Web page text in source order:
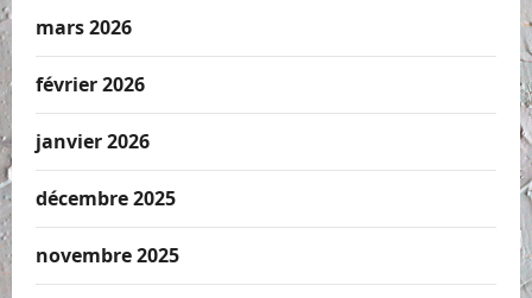
mars 2026
février 2026
janvier 2026
décembre 2025
novembre 2025